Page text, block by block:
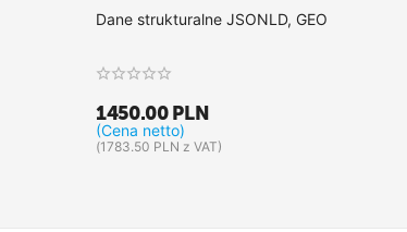
Dane strukturalne JSONLD, GEO
1450.00 PLN
(Cena netto)
(1783.50 PLN z VAT)